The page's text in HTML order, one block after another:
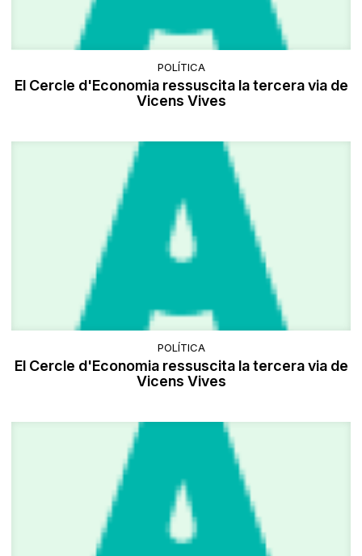
POLÍTICA
El Cercle d'Economia ressuscita la tercera via de
Vicens Vives
POLÍTICA
El Cercle d'Economia ressuscita la tercera via de
Vicens Vives